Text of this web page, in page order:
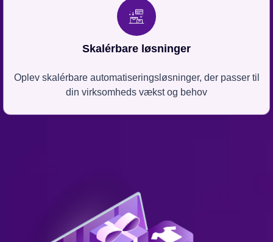
Skalérbare løsninger
Oplev skalérbare automatiseringsløsninger, der passer til
din virksomheds vækst og behov